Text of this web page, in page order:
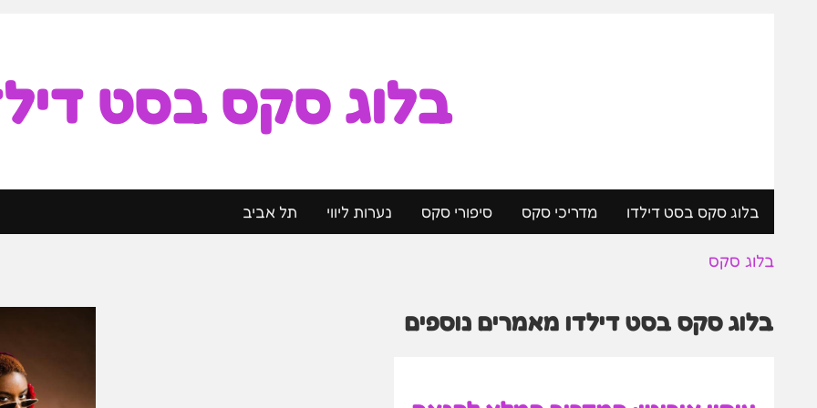
בלוג סקס בסט
בלוג סקס בסט דילדו מדריכי סקס סיפורי סקס נערות ליווי תל אביב
בלוג סקס
בלוג סקס בסט דילדו מאמרים נוספים